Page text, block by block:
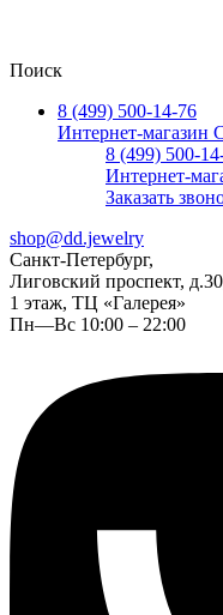
Поиск
8 (499) 500-14-76
Интернет-магазин
8 (499) 500-
Интернет-
Заказать
shop@dd.jewelry
Санкт-Петербург,
Лиговский проспект,
1 этаж, ТЦ «Галерея»
Пн—Вс 10:00 – 22:00